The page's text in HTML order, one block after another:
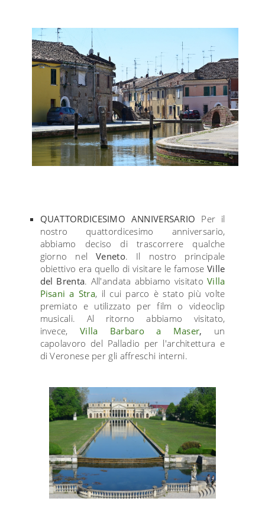
QUATTORDICESIMO ANNIVERSARIO Per il
nostro quattordicesimo anniversario,
abbiamo deciso di trascorrere qualche
giorno nelVeneto. Il nostro principale
obiettivo era quello di visitare le famose Ville
del Brenta. All'andata abbiamo visitatoVilla
Pisani a Stra, il cui parco è stato più volte
premiato e utilizzato per film o videoclip
musicali. Al ritorno abbiamo visitato,
invece, Villa Barbaro a Maser, un
capolavoro del Palladio per l'architettura e
di Veronese per gli affreschi interni.